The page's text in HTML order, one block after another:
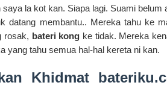
la kot kan. Siapa lagi. Suami belum
datang membantu.. Mereka tahu ke
rosak, bateri kong ke tidak. Mereka
yang tahu semua hal-hal kereta ni kan.
Khidmat